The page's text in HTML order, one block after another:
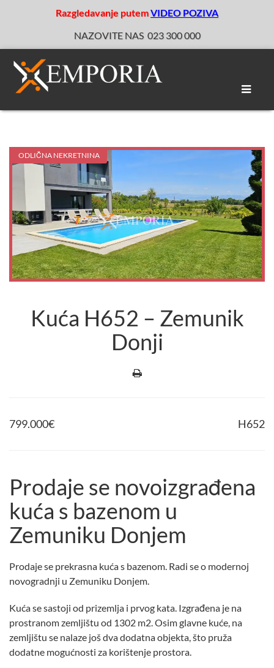
Razgledavanje putemVIDEO POZIVA
NAZOVITE NAS 023 300 000
Toggle
ODLIČNA NEKRETNINA
Kuća H652 – Zemunik
Donji
799.000€ H652
Prodaje se novoizgrađena
kuća s bazenom u
Zemuniku Donjem
Prodaje se prekrasna kuća s bazenom. Radi se o modernoj
novogradnji u Zemuniku Donjem.
Kuća se sastoji od prizemlja i prvog kata. Izgrađena je na
prostranom zemljištu od 1302 m2. Osim glavne kuće, na
zemljištu se nalaze još dva dodatna objekta, što pruža
dodatne mogućnosti za korištenje prostora.